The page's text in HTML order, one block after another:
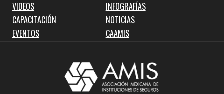
VIDEOS
INFOGRAFÍAS
CAPACITACIÓN
NOTICIAS
EVENTOS
CAAMIS